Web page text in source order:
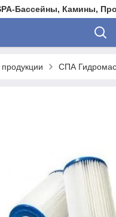
Бассейны, Камины,
продукции СПА